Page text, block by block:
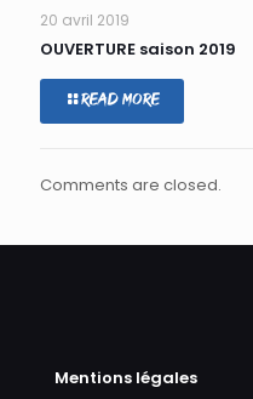
20 avril 2019
OUVERTURE saison 2019
Read more
Comments are closed.
Mentions légales